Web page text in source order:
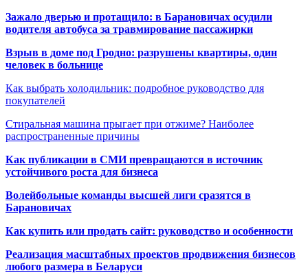
Зажало дверью и протащило: в Барановичах осудили
водителя автобуса за травмирование пассажирки
Взрыв в доме под Гродно: разрушены квартиры, один
человек в больнице
Как выбрать холодильник: подробное руководство для
покупателей
Стиральная машина прыгает при отжиме? Наиболее
распространенные причины
Как публикации в СМИ превращаются в источник
устойчивого роста для бизнеса
Волейбольные команды высшей лиги сразятся в
Барановичах
Как купить или продать сайт: руководство и особенности
Реализация масштабных проектов продвижения бизнесов
любого размера в Беларуси